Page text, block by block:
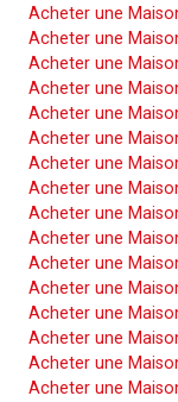
Acheter une
Acheter une
Acheter une
Acheter une
Acheter une
Acheter une
Acheter une
Acheter une
Acheter une
Acheter une
Acheter une
Acheter une
Acheter une
Acheter une
Acheter une
Acheter une